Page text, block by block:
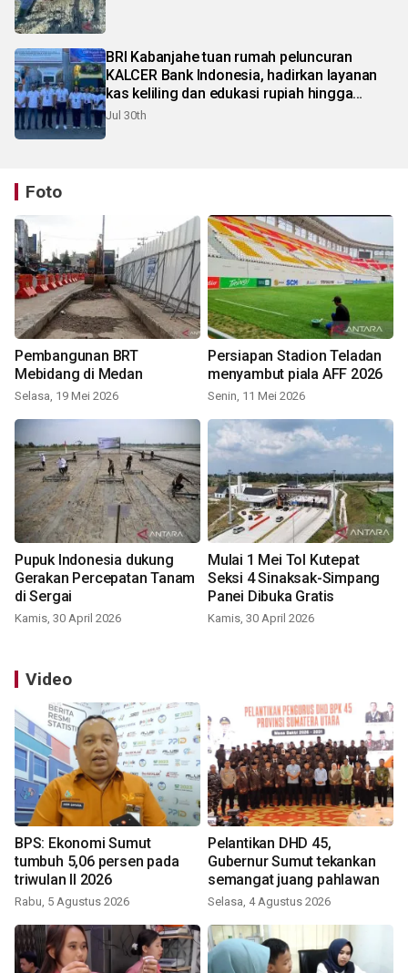
BRI Kabanjahe tuan rumah peluncuran
KALCER Bank Indonesia, hadirkan layanan
kas keliling dan edukasi rupiah hingga
pelosok Karo
Jul 30th
Foto
Pembangunan BRT
Mebidang di Medan
Selasa, 19 Mei 2026
Persiapan Stadion Teladan
menyambut piala AFF 2026
Senin, 11 Mei 2026
Pupuk Indonesia dukung
Gerakan Percepatan Tanam
di Sergai
Kamis, 30 April 2026
Mulai 1 Mei Tol Kutepat
Seksi 4 Sinaksak-Simpang
Panei Dibuka Gratis
Kamis, 30 April 2026
Video
BPS: Ekonomi Sumut
tumbuh 5,06 persen pada
triwulan II 2026
Rabu, 5 Agustus 2026
Pelantikan DHD 45,
Gubernur Sumut tekankan
semangat juang pahlawan
Selasa, 4 Agustus 2026